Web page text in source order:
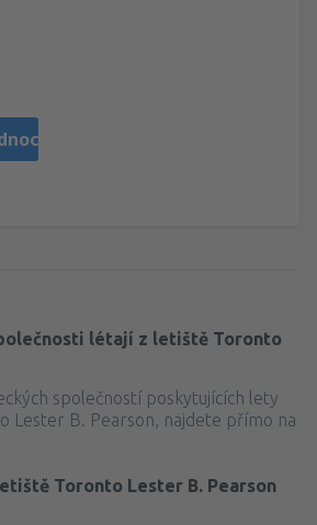
létají z letiště Toronto
společností poskytujících lety
Lester B. Pearson, najdete přímo na
Toronto Lester B. Pearson